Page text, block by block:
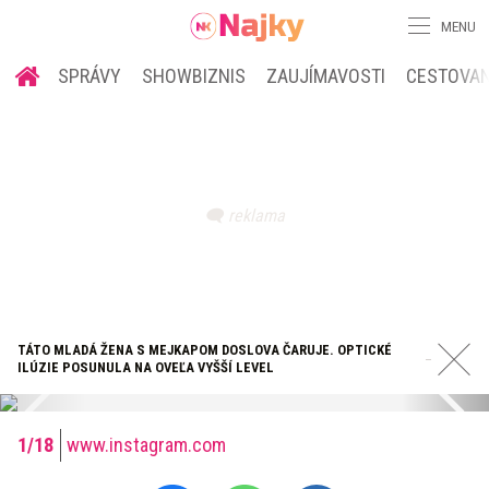
MENU
SPRÁVY SHOWBIZNIS ZAUJÍMAVOSTI
TÁTO MLADÁ ŽENA S MEJKAPOM DOSLOVA ČARUJE. OPTICKÉ
ILÚZIE POSUNULA NA OVEĽA VYŠŠÍ LEVEL
www.instagram.com